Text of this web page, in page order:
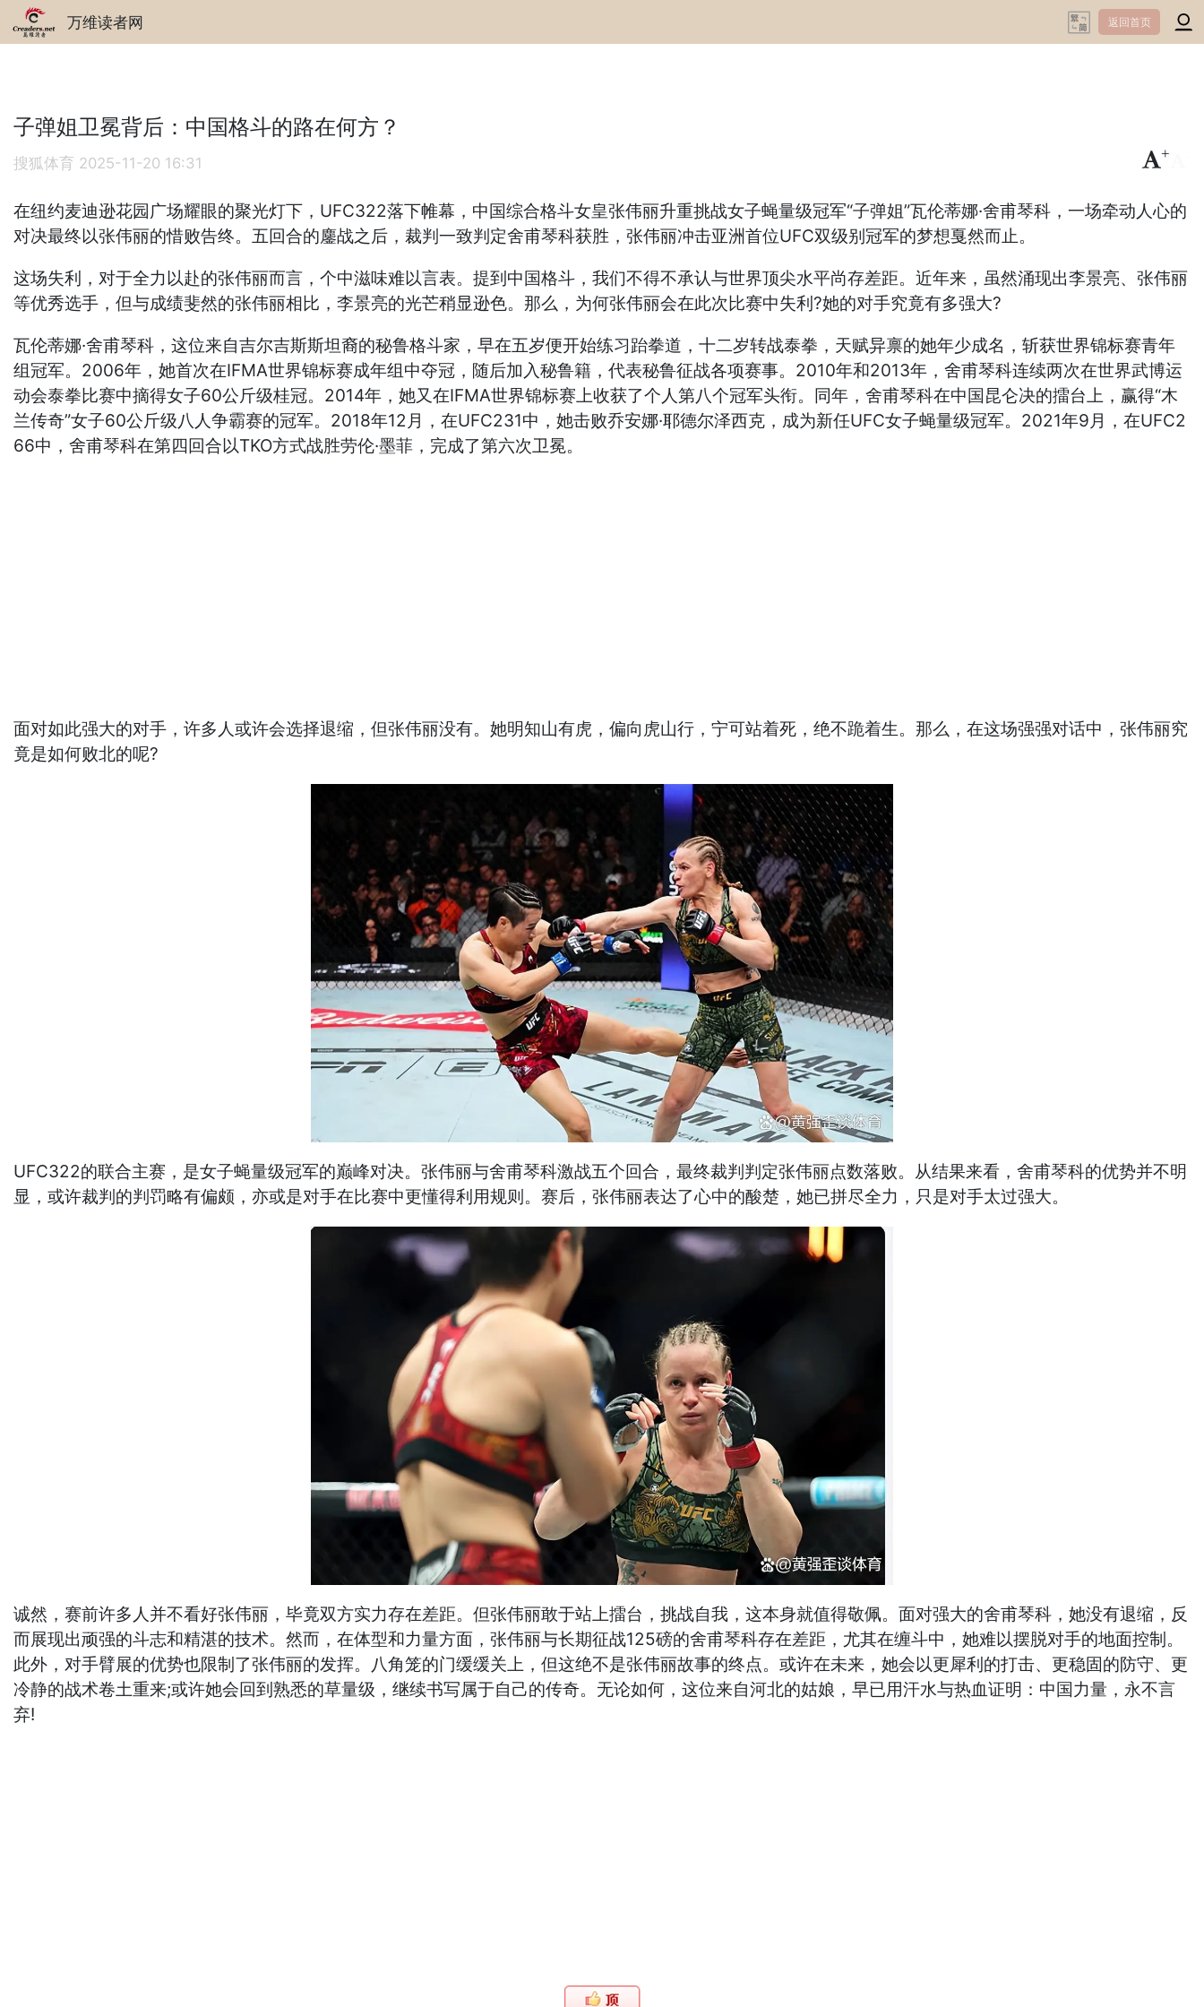
万维读者网 返回首页
子弹姐卫冕背后：中国格斗的路在何方？
搜狐体育 2025-11-20 16:31
+
在纽约麦迪逊花园广场耀眼的聚光灯下，UFC322落下帷幕，中国综合格斗女皇张伟丽升重挑战女子蝇量级冠军“子弹姐”瓦伦蒂娜·舍甫琴科，一场牵动人心的
对决最终以张伟丽的惜败告终。五回合的鏖战之后，裁判一致判定舍甫琴科获胜，张伟丽冲击亚洲首位UFC双级别冠军的梦想戛然而止。
这场失利，对于全力以赴的张伟丽而言，个中滋味难以言表。提到中国格斗，我们不得不承认与世界顶尖水平尚存差距。近年来，虽然涌现出李景亮、张伟丽
等优秀选手，但与成绩斐然的张伟丽相比，李景亮的光芒稍显逊色。那么，为何张伟丽会在此次比赛中失利?她的对手究竟有多强大?
瓦伦蒂娜·舍甫琴科，这位来自吉尔吉斯斯坦裔的秘鲁格斗家，早在五岁便开始练习跆拳道，十二岁转战泰拳，天赋异禀的她年少成名，斩获世界锦标赛青年
组冠军。2006年，她首次在IFMA世界锦标赛成年组中夺冠，随后加入秘鲁籍，代表秘鲁征战各项赛事。2010年和2013年，舍甫琴科连续两次在世界武博运
动会泰拳比赛中摘得女子60公斤级桂冠。2014年，她又在IFMA世界锦标赛上收获了个人第八个冠军头衔。同年，舍甫琴科在中国昆仑决的擂台上，赢得“木
兰传奇”女子60公斤级八人争霸赛的冠军。2018年12月，在UFC231中，她击败乔安娜·耶德尔泽西克，成为新任UFC女子蝇量级冠军。2021年9月，在UFC2
66中，舍甫琴科在第四回合以TKO方式战胜劳伦·墨菲，完成了第六次卫冕。
面对如此强大的对手，许多人或许会选择退缩，但张伟丽没有。她明知山有虎，偏向虎山行，宁可站着死，绝不跪着生。那么，在这场强强对话中，张伟丽究
竟是如何败北的呢?
UFC322的联合主赛，是女子蝇量级冠军的巅峰对决。张伟丽与舍甫琴科激战五个回合，最终裁判判定张伟丽点数落败。从结果来看，舍甫琴科的优势并不明
显，或许裁判的判罚略有偏颇，亦或是对手在比赛中更懂得利用规则。赛后，张伟丽表达了心中的酸楚，她已拼尽全力，只是对手太过强大。
诚然，赛前许多人并不看好张伟丽，毕竟双方实力存在差距。但张伟丽敢于站上擂台，挑战自我，这本身就值得敬佩。面对强大的舍甫琴科，她没有退缩，反
而展现出顽强的斗志和精湛的技术。然而，在体型和力量方面，张伟丽与长期征战125磅的舍甫琴科存在差距，尤其在缠斗中，她难以摆脱对手的地面控制。
此外，对手臂展的优势也限制了张伟丽的发挥。八角笼的门缓缓关上，但这绝不是张伟丽故事的终点。或许在未来，她会以更犀利的打击、更稳固的防守、更
冷静的战术卷土重来;或许她会回到熟悉的草量级，继续书写属于自己的传奇。无论如何，这位来自河北的姑娘，早已用汗水与热血证明：中国力量，永不言
弃!